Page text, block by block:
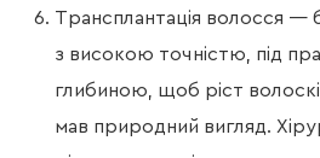
Трансплантація волосся
з високою точністю, під
глибиною, щоб ріст
мав природний вигляд.